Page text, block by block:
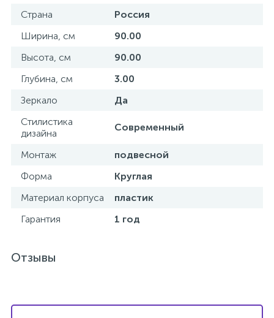
Страна
Россия
Ширина, см
90.00
Высота, см
90.00
Глубина, см
3.00
Зеркало
Да
Стилистика
дизайна
Современный
Монтаж
подвесной
Форма
Круглая
Материал корпуса
пластик
Гарантия
1 год
Отзывы
Донные клапаны
Душевые системы
Ручные души